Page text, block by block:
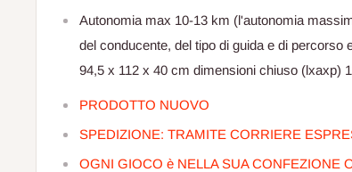
Autonomia max 10-13 km (l'autonomia
del conducente, del tipo di guida e di percorso
94,5 x 112 x 40 cm dimensioni chiuso (lxaxp)
PRODOTTO NUOVO
SPEDIZIONE: TRAMITE CORRIERE
OGNI GIOCO è NELLA SUA CONFEZIONE